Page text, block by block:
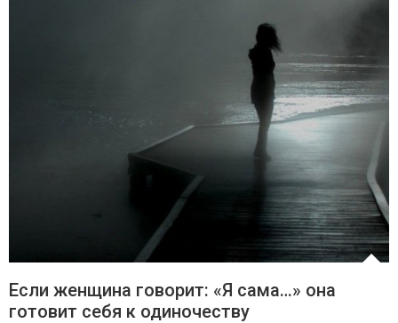
Если женщина говорит: «Я сама…» она
готовит себя к одиночеству